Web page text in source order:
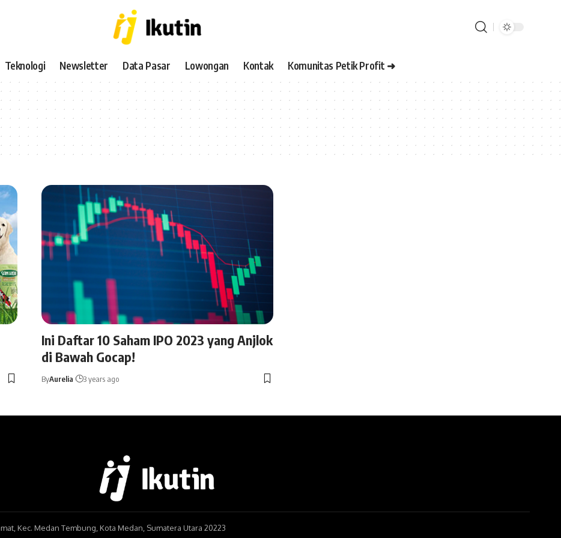
Teknologi Newsletter Data Pasar Lowongan Kontak Komunitas Petik Profit ➜
Ini Daftar 10 Saham IPO 2023 yang Anjlok
di Bawah Gocap!
ByAurelia 3 years ago
Kec. Medan Tembung, Kota Medan, Sumatera Utara 20223